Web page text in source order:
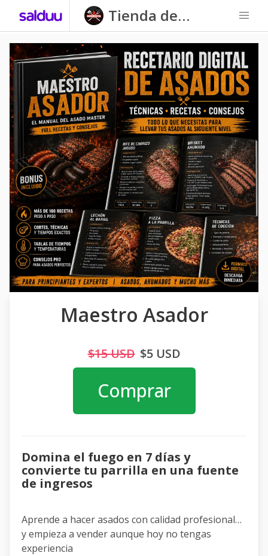
Tienda de
ChoriMaster
Maestro Asador
$15 USD $5 USD
Comprar
Domina el fuego en 7 días y
convierte tu parrilla en una fuente
de ingresos
Aprende a hacer asados con calidad profesional…
y empieza a vender aunque hoy no tengas
experiencia